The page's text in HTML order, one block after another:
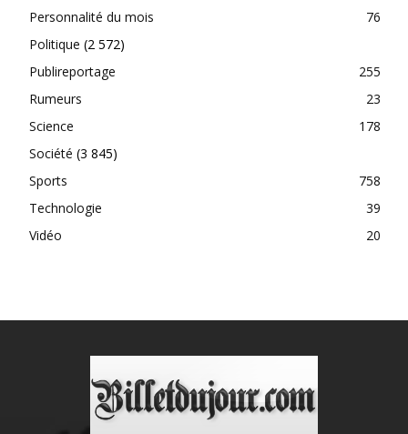
Personnalité du mois
76
Politique (2 572)
Publireportage
255
Rumeurs
23
Science
178
Société (3 845)
Sports
758
Technologie
39
Vidéo
20